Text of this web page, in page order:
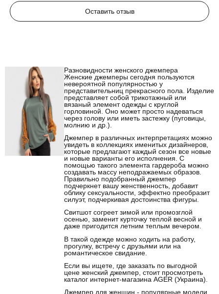
Оставить отзыв
Разновидности женского джемпера
Женские джемперы сегодня пользуются
невероятной популярностью у
представительниц прекрасного пола. Изделие
представляет собой трикотажный или
вязаный элемент одежды с круглой
горловиной. Оно может просто надеваться
через голову или иметь застежку (пуговицы,
молнию и др.).
Джемпер в различных интерпретациях можно
увидеть в коллекциях именитых дизайнеров,
которые предлагают каждый сезон все новые
и новые варианты его исполнения. С
помощью такого элемента гардероба можно
создавать массу неподражаемых образов.
Правильно подобранный джемпер
подчеркнет вашу женственность, добавит
облику сексуальности, эффектно преобразит
силуэт, подчеркивая достоинства фигуры.
Свитшот согреет зимой или промозглой
осенью, заменит курточку теплой весной и
даже пригодится летним теплым вечером.
В такой одежде можно ходить на работу,
прогулку, встречу с друзьями или на
романтическое свидание.
Если вы ищете, где заказать по выгодной
цене женский джемпер, стоит просмотреть
каталог интернет-магазина AGER (Украина).
Джемпер для женщин - популярные модели